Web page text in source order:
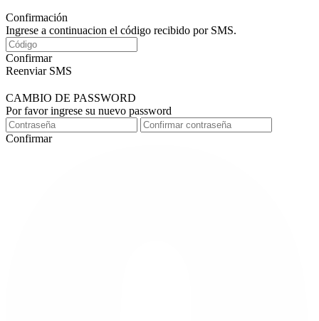
Confirmación
Ingrese a continuacion el código recibido por SMS.
Confirmar
Reenviar SMS
CAMBIO DE PASSWORD
Por favor ingrese su nuevo password
Confirmar